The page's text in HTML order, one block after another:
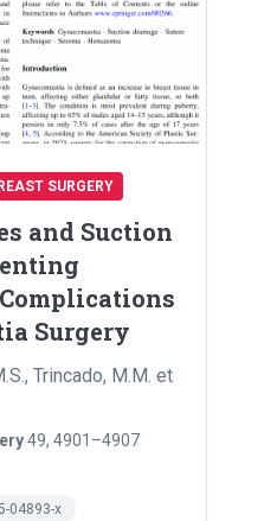
SURGERY
and Suction
Surgery
Trincado, M.M. et
49, 4901–4907
04893-x